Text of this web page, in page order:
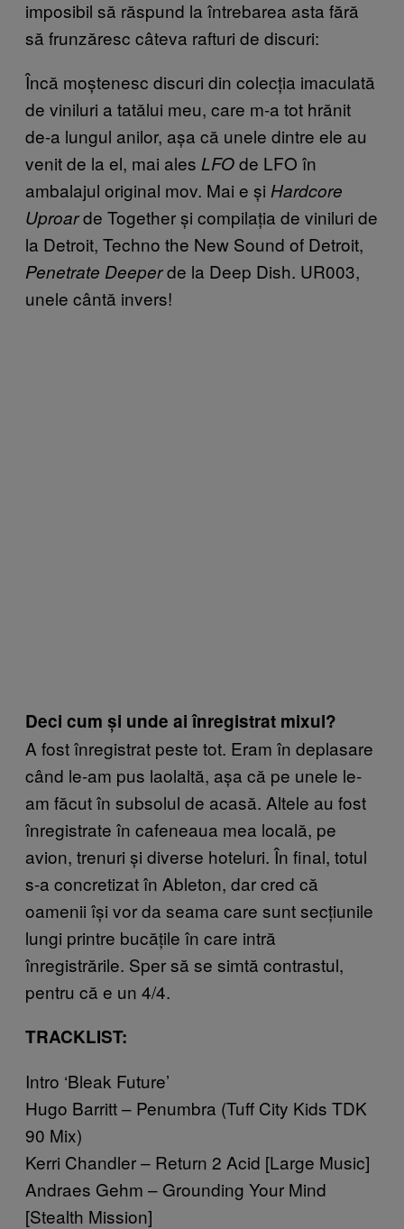
imposibil să răspund la întrebarea asta fără
să frunzăresc câteva rafturi de discuri:
Încă moștenesc discuri din colecția imaculată
de viniluri a tatălui meu, care m-a tot hrănit
de-a lungul anilor, așa că unele dintre ele au
venit de la el, mai ales LFOde LFO în
ambalajul original mov. Mai e și Hardcore
Uproarde Together și compilația de viniluri de
la Detroit, Techno the New Sound of Detroit,
Penetrate Deeperde la Deep Dish. UR003,
unele cântă invers!
Deci cum și unde ai înregistrat mixul?
A fost înregistrat peste tot. Eram în deplasare
când le-am pus laolaltă, așa că pe unele le-
am făcut în subsolul de acasă. Altele au fost
înregistrate în cafeneaua mea locală, pe
avion, trenuri și diverse hoteluri. În final, totul
s-a concretizat în Ableton, dar cred că
oamenii își vor da seama care sunt secțiunile
lungi printre bucățile în care intră
înregistrările. Sper să se simtă contrastul,
pentru că e un 4/4.
TRACKLIST:
Intro ‘Bleak Future’
Hugo Barritt – Penumbra (Tuff City Kids TDK
90 Mix)
Kerri Chandler – Return 2 Acid [Large Music]
Andraes Gehm – Grounding Your Mind
[Stealth Mission]